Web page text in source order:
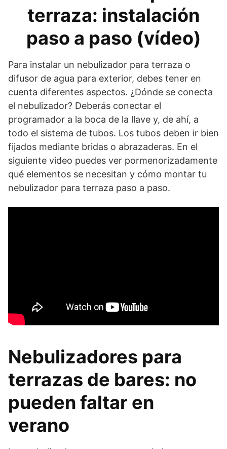
terraza: instalación
paso a paso (vídeo)
Para instalar un nebulizador para terraza o
difusor de agua para exterior, debes tener en
cuenta diferentes aspectos. ¿Dónde se conecta
el nebulizador? Deberás conectar el
programador a la boca de la llave y, de ahí, a
todo el sistema de tubos. Los tubos deben ir bien
fijados mediante bridas o abrazaderas. En el
siguiente video puedes ver pormenorizadamente
qué elementos se necesitan y cómo montar tu
nebulizador para terraza paso a paso.
Nebulizadores para
terrazas de bares: no
pueden faltar en
verano